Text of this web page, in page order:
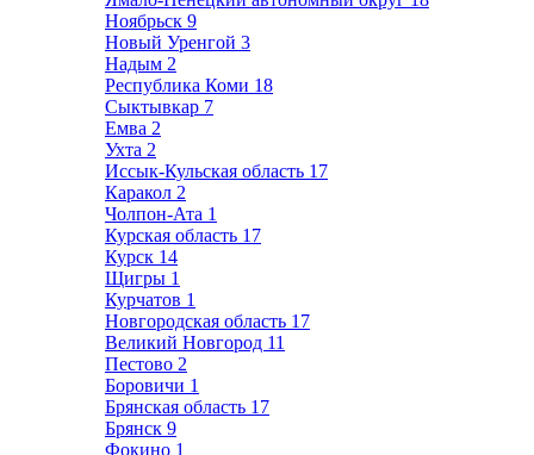
Ноябрьск 9
Новый Уренгой 3
Надым 2
Республика Коми 18
Сыктывкар 7
Емва 2
Ухта 2
Иссык-Кульская область 17
Каракол 2
Чолпон-Ата 1
Курская область 17
Курск 14
Щигры 1
Курчатов 1
Новгородская область 17
Великий Новгород 11
Пестово 2
Боровичи 1
Брянская область 17
Брянск 9
Фокино 1